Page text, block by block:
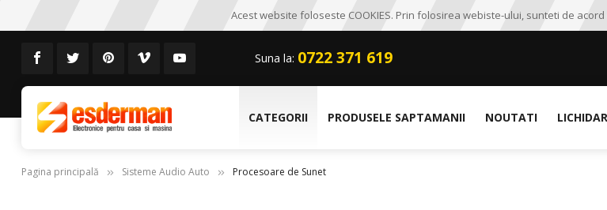
Acest website foloseste COOKIES. Prin folosirea webiste-ului, sunteti de
Suna la: 0722 371 619
CATEGORII PRODUSELE SAPTAMANII NOUTATI
Pagina principală Sisteme Audio Auto Procesoare de Sunet